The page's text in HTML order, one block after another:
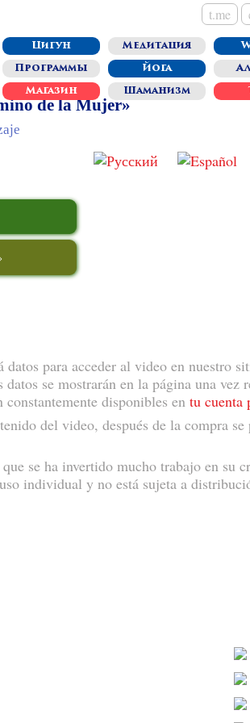
t.me
Цигун
Программы
Магазин
Медитация
Йога
Шаманизм
de la Mujer»
para acceder al video en nuestro
datos se mostrarán en la página una
disponibles en tu cuenta
del video, después de la compra
se ha invertido mucho trabajo en su
individual y no está sujeta a